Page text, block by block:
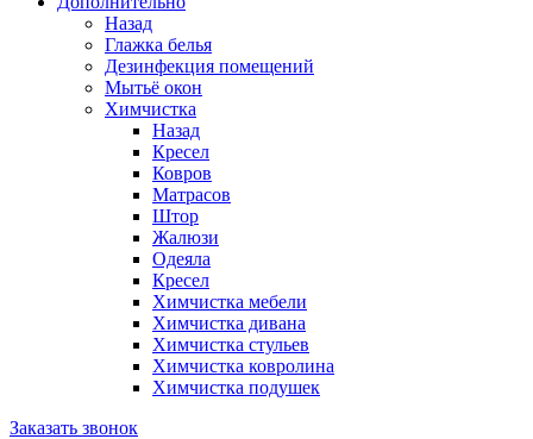
Назад
Глажка белья
Дезинфекция помещений
Мытьё окон
Химчистка
Назад
Кресел
Ковров
Матрасов
Штор
Жалюзи
Одеяла
Кресел
Химчистка мебели
Химчистка дивана
Химчистка стульев
Химчистка ковролина
Химчистка подушек
Заказать звонок